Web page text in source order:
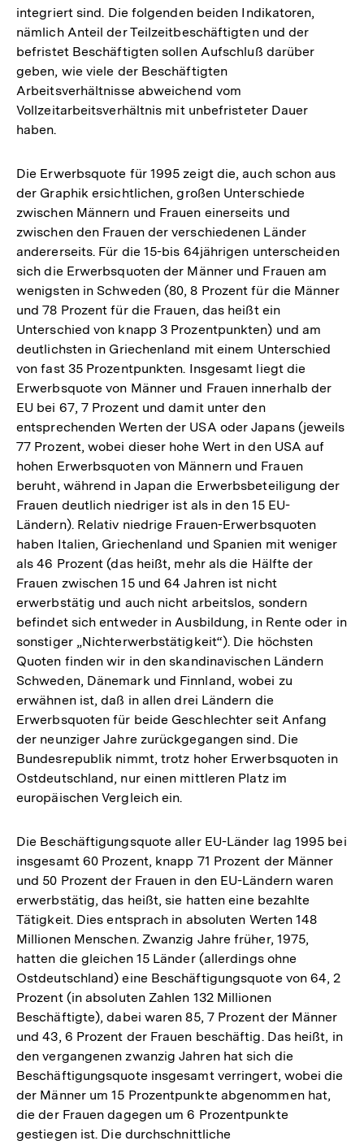
integriert sind. Die folgenden beiden Indikatoren,
nämlich Anteil der Teilzeitbeschäftigten und der
befristet Beschäftigten sollen Aufschluß darüber
geben, wie viele der Beschäftigten
Arbeitsverhältnisse abweichend vom
Vollzeitarbeitsverhältnis mit unbefristeter Dauer
haben.
Die Erwerbsquote für 1995 zeigt die, auch schon aus
der Graphik ersichtlichen, großen Unterschiede
zwischen Männern und Frauen einerseits und
zwischen den Frauen der verschiedenen Länder
andererseits. Für die 15-bis 64jährigen unterscheiden
sich die Erwerbsquoten der Männer und Frauen am
wenigsten in Schweden (80, 8 Prozent für die Männer
und 78 Prozent für die Frauen, das heißt ein
Unterschied von knapp 3 Prozentpunkten) und am
deutlichsten in Griechenland mit einem Unterschied
von fast 35 Prozentpunkten. Insgesamt liegt die
Erwerbsquote von Männer und Frauen innerhalb der
EU bei 67, 7 Prozent und damit unter den
entsprechenden Werten der USA oder Japans (jeweils
77 Prozent, wobei dieser hohe Wert in den USA auf
hohen Erwerbsquoten von Männern und Frauen
beruht, während in Japan die Erwerbsbeteiligung der
Frauen deutlich niedriger ist als in den 15 EU-
Ländern). Relativ niedrige Frauen-Erwerbsquoten
haben Italien, Griechenland und Spanien mit weniger
als 46 Prozent (das heißt, mehr als die Hälfte der
Frauen zwischen 15 und 64 Jahren ist nicht
erwerbstätig und auch nicht arbeitslos, sondern
befindet sich entweder in Ausbildung, in Rente oder in
sonstiger „Nichterwerbstätigkeit“). Die höchsten
Quoten finden wir in den skandinavischen Ländern
Schweden, Dänemark und Finnland, wobei zu
erwähnen ist, daß in allen drei Ländern die
Erwerbsquoten für beide Geschlechter seit Anfang
der neunziger Jahre zurückgegangen sind. Die
Bundesrepublik nimmt, trotz hoher Erwerbsquoten in
Ostdeutschland, nur einen mittleren Platz im
europäischen Vergleich ein.
Die Beschäftigungsquote aller EU-Länder lag 1995 bei
insgesamt 60 Prozent, knapp 71 Prozent der Männer
und 50 Prozent der Frauen in den EU-Ländern waren
erwerbstätig, das heißt, sie hatten eine bezahlte
Tätigkeit. Dies entsprach in absoluten Werten 148
Millionen Menschen. Zwanzig Jahre früher, 1975,
hatten die gleichen 15 Länder (allerdings ohne
Ostdeutschland) eine Beschäftigungsquote von 64, 2
Prozent (in absoluten Zahlen 132 Millionen
Beschäftigte), dabei waren 85, 7 Prozent der Männer
und 43, 6 Prozent der Frauen beschäftig. Das heißt, in
den vergangenen zwanzig Jahren hat sich die
Beschäftigungsquote insgesamt verringert, wobei die
der Männer um 15 Prozentpunkte abgenommen hat,
die der Frauen dagegen um 6 Prozentpunkte
gestiegen ist. Die durchschnittliche